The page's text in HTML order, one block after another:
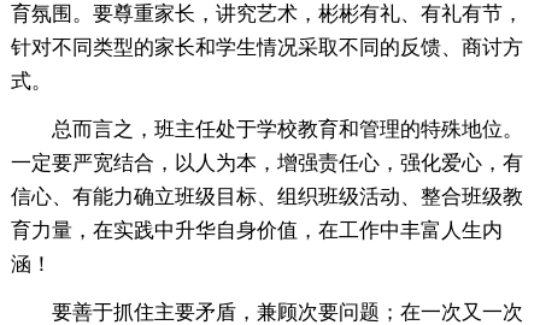
育氛围。要尊重家长，讲究艺术，彬彬有礼、有礼有节，
针对不同类型的家长和学生情况采取不同的反馈、商讨方
式。
总而言之，班主任处于学校教育和管理的特殊地位。
一定要严宽结合，以人为本，增强责任心，强化爱心，有
信心、有能力确立班级目标、组织班级活动、整合班级教
育力量，在实践中升华自身价值，在工作中丰富人生内
涵！
要善于抓住主要矛盾，兼顾次要问题；在一次又一次